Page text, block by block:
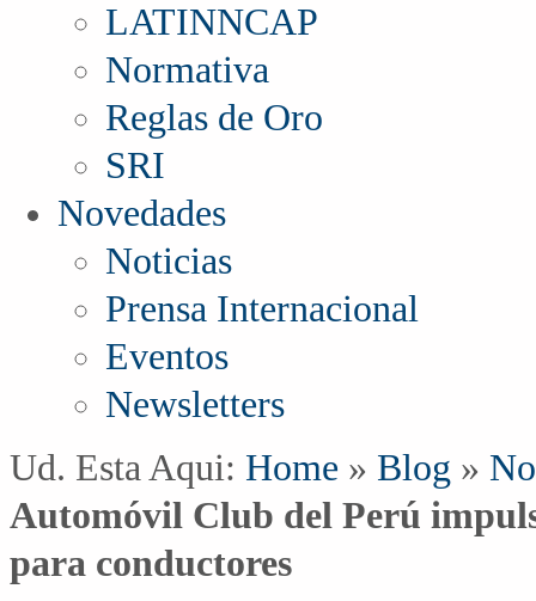
LATINNCAP
Normativa
Reglas de Oro
SRI
Novedades
Noticias
Prensa Internacional
Eventos
Newsletters
Ud. Esta Aqui: Home » Blog »
Automóvil Club del Perú
para conductores